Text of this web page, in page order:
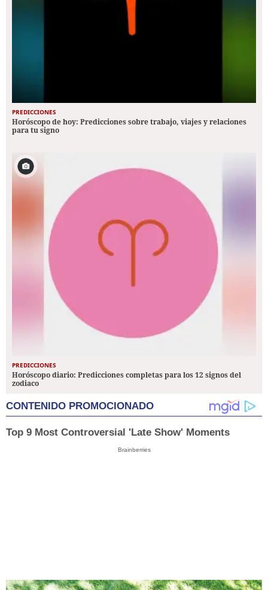
PREDICCIONES
Horóscopo de hoy: Predicciones sobre trabajo, viajes y relaciones
para tu signo
PREDICCIONES
Horóscopo diario: Predicciones completas para los 12 signos del
zodiaco
CONTENIDO PROMOCIONADO
Top 9 Most Controversial 'Late Show' Moments
Brainberries